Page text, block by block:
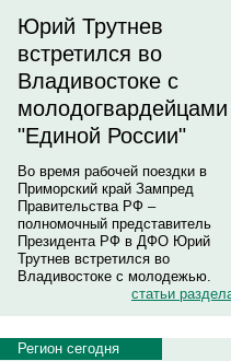
Юрий Трутнев
встретился во
Владивостоке с
молодогвардейцами
"Единой России"
Во время рабочей поездки в
Приморский край Зампред
Правительства РФ –
полномочный представитель
Президента РФ в ДФО Юрий
Трутнев встретился во
Владивостоке с молодежью.
статьи
Регион сегодня